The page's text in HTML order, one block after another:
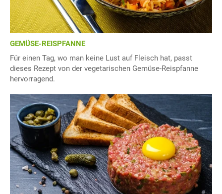
GEMÜSE-REISPFANNE
Für einen Tag, wo man keine Lust auf Fleisch hat, passt
dieses Rezept von der vegetarischen Gemüse-Reispfanne
hervorragend.